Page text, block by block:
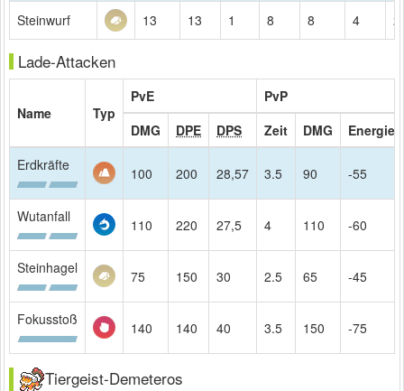
Steinwurf 13 13 1 8 8 4 2
Lade-Attacken
Name Typ
PvE
PvP
DMG
DPE DPS Zeit DMG
Energie
Erdkräfte
100 200 28,57 3.5 90 -55
Wutanfall 110 220 27,5 4 110 -60
Steinhagel 75 150 30 2.5 65 -45
Fokusstoß 140 140 40 3.5 150 -75
Tiergeist-Demeteros